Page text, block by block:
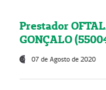
Prestador
GONÇALO
07 de Agosto de 2020